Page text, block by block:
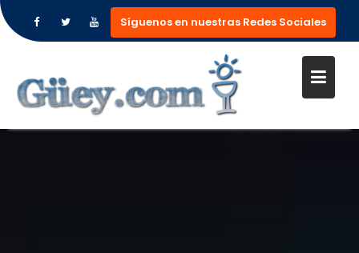
Síguenos en nuestras Redes Sociales